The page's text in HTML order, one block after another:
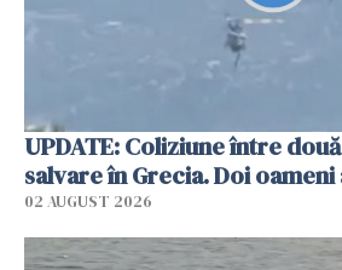
UPDATE: Coliziune între
salvare în Grecia. Doi
02 AUGUST 2026